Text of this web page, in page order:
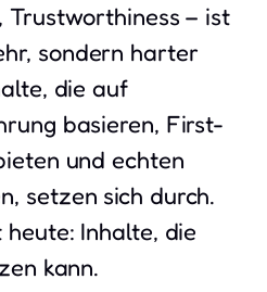
– ist
sondern harter
die auf
basieren, First-
und echten
setzen sich durch.
Inhalte, die
kann.